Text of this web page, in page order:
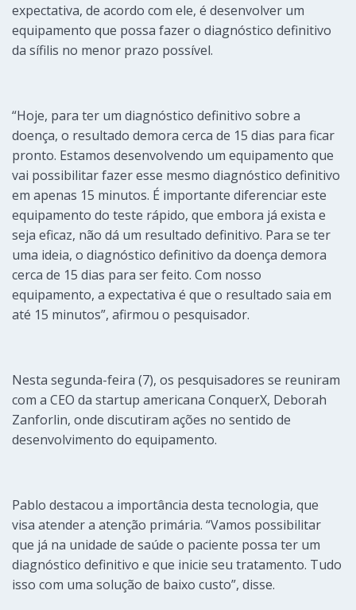
expectativa, de acordo com ele, é desenvolver um
equipamento que possa fazer o diagnóstico definitivo
da sífilis no menor prazo possível.
“Hoje, para ter um diagnóstico definitivo sobre a
doença, o resultado demora cerca de 15 dias para ficar
pronto. Estamos desenvolvendo um equipamento que
vai possibilitar fazer esse mesmo diagnóstico definitivo
em apenas 15 minutos. É importante diferenciar este
equipamento do teste rápido, que embora já exista e
seja eficaz, não dá um resultado definitivo. Para se ter
uma ideia, o diagnóstico definitivo da doença demora
cerca de 15 dias para ser feito. Com nosso
equipamento, a expectativa é que o resultado saia em
até 15 minutos”, afirmou o pesquisador.
Nesta segunda-feira (7), os pesquisadores se reuniram
com a CEO da startup americana ConquerX, Deborah
Zanforlin, onde discutiram ações no sentido de
desenvolvimento do equipamento.
Pablo destacou a importância desta tecnologia, que
visa atender a atenção primária. “Vamos possibilitar
que já na unidade de saúde o paciente possa ter um
diagnóstico definitivo e que inicie seu tratamento. Tudo
isso com uma solução de baixo custo”, disse.